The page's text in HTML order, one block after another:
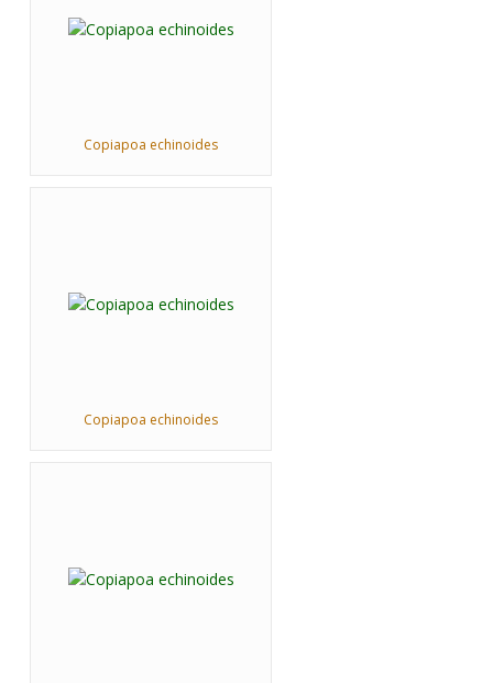
Copiapoa echinoides
Copiapoa echinoides